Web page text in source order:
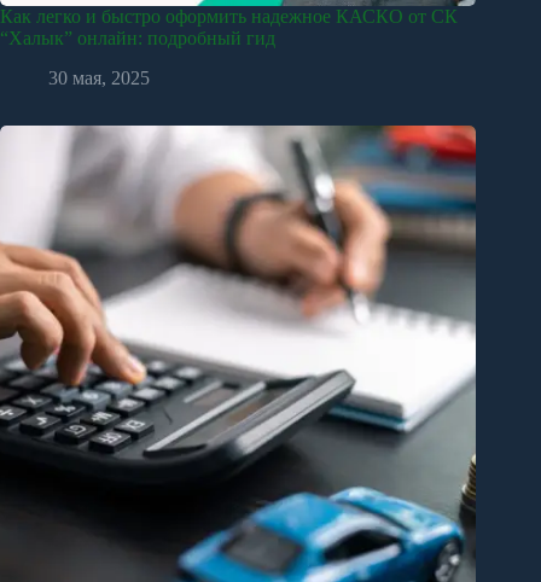
Как легко и быстро оформить надежное КАСКО от СК
“Халык” онлайн: подробный гид
30 мая, 2025